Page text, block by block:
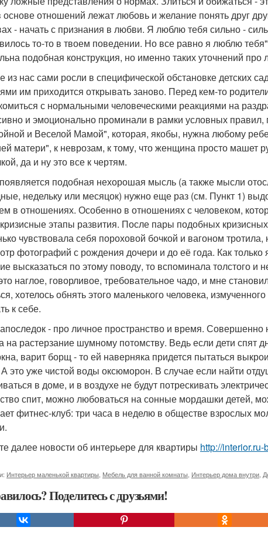
основе отношений лежат любовь и желание понять друг
- начать с признания в любви. Я люблю тебя сильно -
то-то в твоем поведении. Но все равно я люблю
подобная конструкция, но именно таких уточнений про
из нас сами росли в специфической обстановке детских
им приходится открывать заново. Перед кем-то
с нормальными человеческими реакциями на
и эмоционально проминали в рамки условных
и Веселой Мамой", которая, якобы, нужна любому
матери", к неврозам, к тому, что женщина просто машет
да и ну это все к чертям.
подобная нехорошая мысль (а также мысли
недельку или месяцок) нужно еще раз (см. Пункт 1)
в отношениях. Особенно в отношениях с человеком,
этапы развития. После пары подобных
чувствовала себя пороховой бочкой и вагоном
фотографий с рождения дочери и до её года. Как
высказаться по этому поводу, то вспоминала толстого и
наглое, говорливое, требовательное чадо, и мне
хотелось обнять этого маленького человека,
к себе.
- про личное пространство и время.
на растерзание шумному потомству. Ведь если дети спят
варит борщ - то ей наверняка придется пытаться
А это уже чистой воды оксюморон. В случае если найти
в доме, и в воздухе не будут потрескивать
спит, можно любоваться на сонные мордашки детей,
фитнес-клуб: три часа в неделю в обществе взрослых
далее новости об интерьере для квартиры http://
Интерьер маленькой квартиры Мебель для ванной комнаты Интерьер дома внутри
Поделитесь с друзьями!